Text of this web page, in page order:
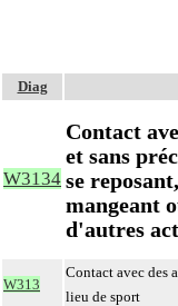
Diag
W3134
Contact
et sans
se
mangeant
d'autres
W313
Contact avec des
lieu de sport